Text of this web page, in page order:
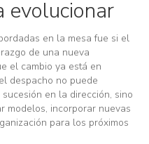
evolucionar
en la mesa fue si el
de una nueva
el cambio ya está en
despacho no puede
en la dirección, sino
modelos, incorporar nuevas
para los próximos